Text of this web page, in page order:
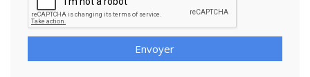
Envoyer